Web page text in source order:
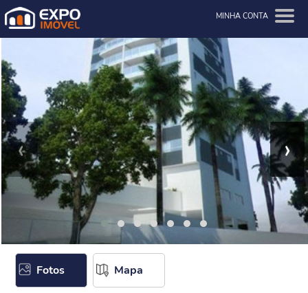
MINHA CONTA
‹ ›
Fotos Mapa